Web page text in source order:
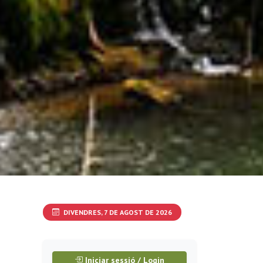
DIVENDRES, 7 DE AGOST DE 2026
Iniciar sessió / Login